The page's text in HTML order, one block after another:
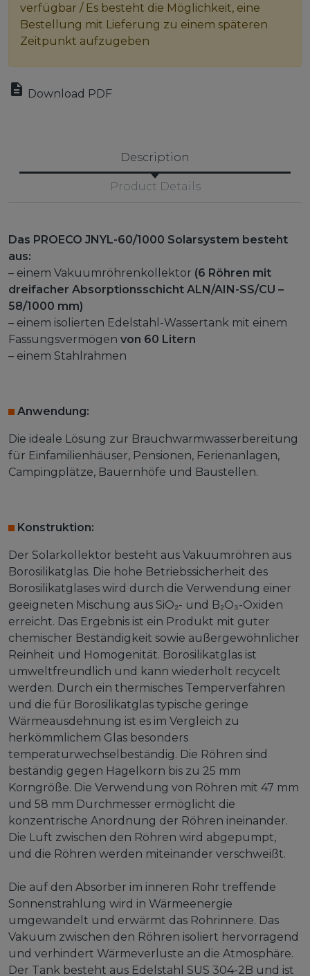
verfügbar / Es besteht die Möglichkeit, eine
Bestellung mit Lieferung zu einem späteren
Zeitpunkt aufzugeben
 Download PDF
Description
Product Details
Das PROECO JNYL-60/1000 Solarsystem besteht
aus:
– einem Vakuumröhrenkollektor (6 Röhren mit
dreifacher Absorptionsschicht ALN/AIN-SS/CU –
58/1000 mm)
– einem isolierten Edelstahl-Wassertank mit einem
Fassungsvermögen von 60 Litern
– einem Stahlrahmen
Anwendung:
Die ideale Lösung zur Brauchwarmwasserbereitung
für Einfamilienhäuser, Pensionen, Ferienanlagen,
Campingplätze, Bauernhöfe und Baustellen.
Konstruktion:
Der Solarkollektor besteht aus Vakuumröhren aus
Borosilikatglas. Die hohe Betriebssicherheit des
Borosilikatglases wird durch die Verwendung einer
geeigneten Mischung aus SiO₂- und B₂O₃-Oxiden
erreicht. Das Ergebnis ist ein Produkt mit guter
chemischer Beständigkeit sowie außergewöhnlicher
Reinheit und Homogenität. Borosilikatglas ist
umweltfreundlich und kann wiederholt recycelt
werden. Durch ein thermisches Temperverfahren
und die für Borosilikatglas typische geringe
Wärmeausdehnung ist es im Vergleich zu
herkömmlichem Glas besonders
temperaturwechselbeständig. Die Röhren sind
beständig gegen Hagelkorn bis zu 25 mm
Korngröße. Die Verwendung von Röhren mit 47 mm
und 58 mm Durchmesser ermöglicht die
konzentrische Anordnung der Röhren ineinander.
Die Luft zwischen den Röhren wird abgepumpt,
und die Röhren werden miteinander verschweißt.
Die auf den Absorber im inneren Rohr treffende
Sonnenstrahlung wird in Wärmeenergie
umgewandelt und erwärmt das Rohrinnere. Das
Vakuum zwischen den Röhren isoliert hervorragend
und verhindert Wärmeverluste an die Atmosphäre.
Der Tank besteht aus Edelstahl SUS 304-2B und ist